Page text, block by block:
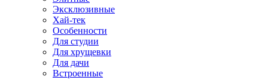
Эксклюзивные
Хай-тек
Особенности
Для студии
Для хрущевки
Для дачи
Встроенные